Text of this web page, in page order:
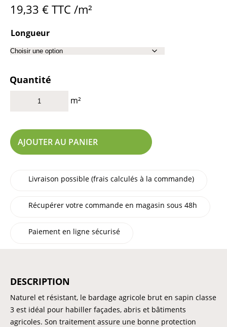
19,33 € TTC /m²
Longueur
Quantité
m²
AJOUTER AU PANIER
Livraison possible (frais calculés à la commande)
Récupérer votre commande en magasin sous 48h
Paiement en ligne sécurisé
DESCRIPTION
Naturel et résistant, le bardage agricole brut en sapin classe
3 est idéal pour habiller façades, abris et bâtiments
agricoles. Son traitement assure une bonne protection